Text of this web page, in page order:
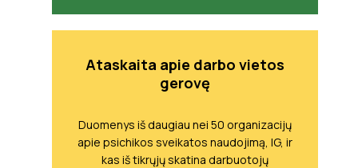
Ataskaita apie darbo vietos
gerovę
Duomenys iš daugiau nei 50 organizacijų
apie psichikos sveikatos naudojimą, IG, ir
kas iš tikrųjų skatina darbuotojų